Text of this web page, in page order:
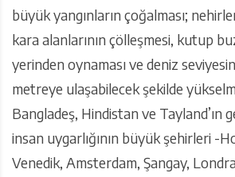
büyük yangınların çoğalması;
kara alanlarının çölleşmesi, kutup
yerinden oynaması ve deniz
metreye ulaşabilecek şekilde
Bangladeş, Hindistan ve Tayland’ın
insan uygarlığının büyük şehirleri -
Venedik, Amsterdam, Şangay,